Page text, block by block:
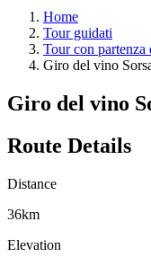
Home
Tour guidati
Tour con partenza
Giro del vino
Giro del vino
Route Details
Distance
36km
Elevation